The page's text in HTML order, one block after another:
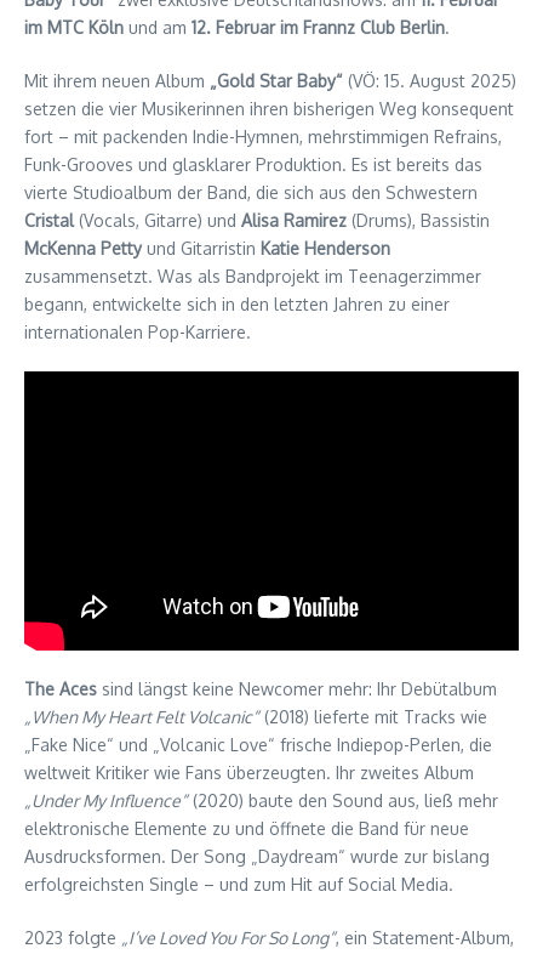
im MTC Köln und am 12. Februar im Frannz Club Berlin.
Mit ihrem neuen Album „Gold Star Baby“ (VÖ: 15. August 2025)
setzen die vier Musikerinnen ihren bisherigen Weg konsequent
fort – mit packenden Indie-Hymnen, mehrstimmigen Refrains,
Funk-Grooves und glasklarer Produktion. Es ist bereits das
vierte Studioalbum der Band, die sich aus den Schwestern
Cristal(Vocals, Gitarre) und Alisa Ramirez (Drums), Bassistin
McKenna Pettyund Gitarristin Katie Henderson
zusammensetzt. Was als Bandprojekt im Teenagerzimmer
begann, entwickelte sich in den letzten Jahren zu einer
internationalen Pop-Karriere.
The Aces sind längst keine Newcomer mehr: Ihr Debütalbum
„When My Heart Felt Volcanic“(2018) lieferte mit Tracks wie
„Fake Nice“ und „Volcanic Love“ frische Indiepop-Perlen, die
weltweit Kritiker wie Fans überzeugten. Ihr zweites Album
„Under My Influence“(2020) baute den Sound aus, ließ mehr
elektronische Elemente zu und öffnete die Band für neue
Ausdrucksformen. Der Song „Daydream“ wurde zur bislang
erfolgreichsten Single – und zum Hit auf Social Media.
2023 folgte „I’ve Loved You For So Long“, ein Statement-Album,